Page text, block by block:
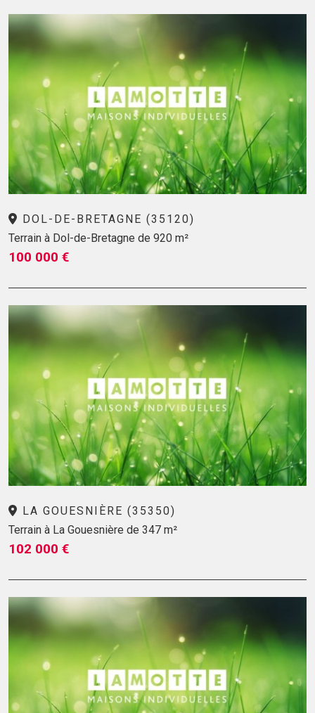
DOL-DE-BRETAGNE (35120)
Terrain à Dol-de-Bretagne de 920 m²
100 000 €
LA GOUESNIÈRE (35350)
Terrain à La Gouesnière de 347 m²
102 000 €